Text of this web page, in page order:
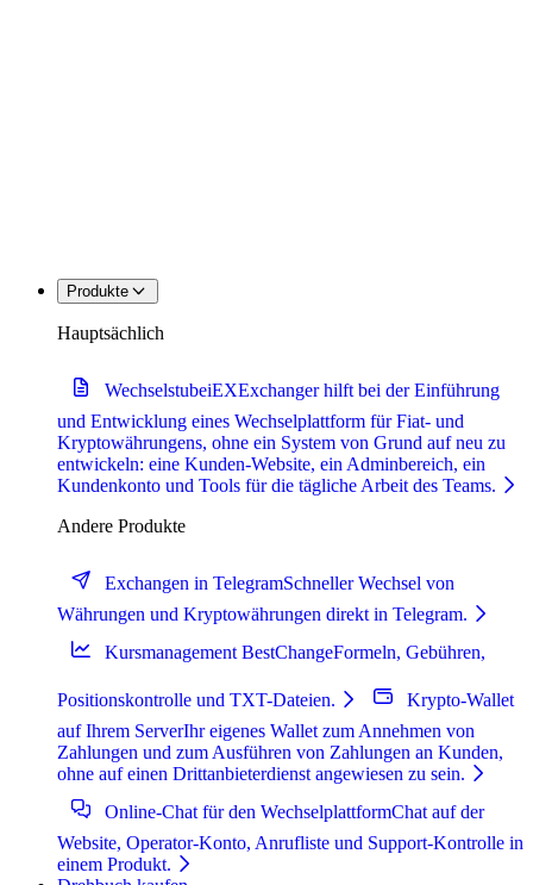
Produkte
Hauptsächlich
WechselstubeiEXExchanger hilft bei der Einführung
und Entwicklung eines Wechselplattform für Fiat- und
Kryptowährungens, ohne ein System von Grund auf neu zu
entwickeln: eine Kunden-Website, ein Adminbereich, ein
Kundenkonto und Tools für die tägliche Arbeit des Teams.
Andere Produkte
Exchangen in TelegramSchneller Wechsel von
Währungen und Kryptowährungen direkt in Telegram.
Kursmanagement BestChangeFormeln, Gebühren,
Positionskontrolle und TXT-Dateien.
Krypto-Wallet
auf Ihrem ServerIhr eigenes Wallet zum Annehmen von
Zahlungen und zum Ausführen von Zahlungen an Kunden,
ohne auf einen Drittanbieterdienst angewiesen zu sein.
Online-Chat für den WechselplattformChat auf der
Website, Operator-Konto, Anrufliste und Support-Kontrolle in
einem Produkt.